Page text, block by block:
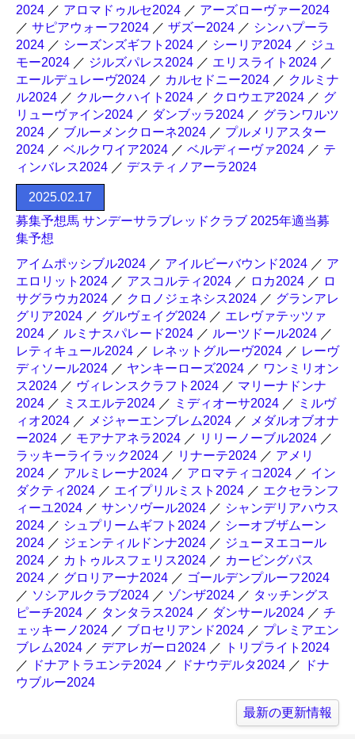
2024 ／ アロマドゥルセ2024 ／ アーズローヴァー2024
／ サピアウォーフ2024 ／ ザズー2024 ／ シンハプーラ
2024 ／ シーズンズギフト2024 ／ シーリア2024 ／ ジュ
モー2024 ／ ジルズパレス2024 ／ エリスライト2024 ／
エールデュレーヴ2024 ／ カルセドニー2024 ／ クルミナ
ル2024 ／ クルークハイト2024 ／ クロウエア2024 ／ グ
リューヴァイン2024 ／ ダンブッラ2024 ／ グランワルツ
2024 ／ ブルーメンクローネ2024 ／ プルメリアスター
2024 ／ ベルクワイア2024 ／ ベルディーヴァ2024 ／ テ
ィンバレス2024 ／ デスティノアーラ2024
2025.02.17
募集予想馬 サンデーサラブレッドクラブ 2025年適当募
集予想
アイムポッシブル2024 ／ アイルビーバウンド2024 ／ ア
エロリット2024 ／ アスコルティ2024 ／ ロカ2024 ／ ロ
サグラウカ2024 ／ クロノジェネシス2024 ／ グランアレ
グリア2024 ／ グルヴェイグ2024 ／ エレヴァテッツァ
2024 ／ ルミナスパレード2024 ／ ルーツドール2024 ／
レティキュール2024 ／ レネットグルーヴ2024 ／ レーヴ
ディソール2024 ／ ヤンキーローズ2024 ／ ワンミリオン
ス2024 ／ ヴィレンスクラフト2024 ／ マリーナドンナ
2024 ／ ミスエルテ2024 ／ ミディオーサ2024 ／ ミルヴ
ィオ2024 ／ メジャーエンブレム2024 ／ メダルオブオナ
ー2024 ／ モアナアネラ2024 ／ リリーノーブル2024 ／
ラッキーライラック2024 ／ リナーテ2024 ／ アメリ
2024 ／ アルミレーナ2024 ／ アロマティコ2024 ／ イン
ダクティ2024 ／ エイプリルミスト2024 ／ エクセランフ
ィーユ2024 ／ サンソヴール2024 ／ シャンデリアハウス
2024 ／ シュプリームギフト2024 ／ シーオブザムーン
2024 ／ ジェンティルドンナ2024 ／ ジューヌエコール
2024 ／ カトゥルスフェリス2024 ／ カービングパス
2024 ／ グロリアーナ2024 ／ ゴールデンプルーフ2024
／ ソシアルクラブ2024 ／ ゾンザ2024 ／ タッチングス
ピーチ2024 ／ タンタラス2024 ／ ダンサール2024 ／ チ
ェッキーノ2024 ／ ブロセリアンド2024 ／ プレミアエン
ブレム2024 ／ デアレガーロ2024 ／
トリプライト2024
／
ドナアトラエンテ2024 ／ ドナウデルタ2024 ／
ドナ
ウブルー2024
最新の更新情報